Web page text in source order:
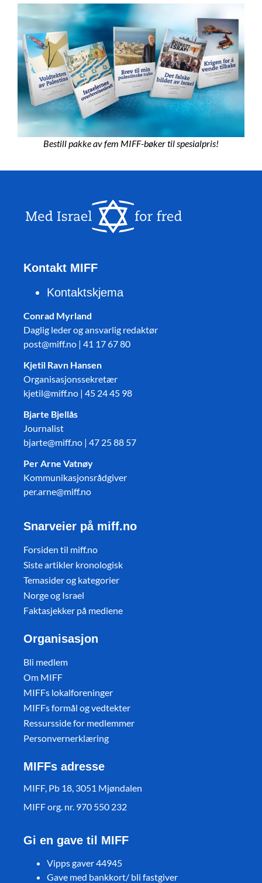
Bestill pakke av fem MIFF-bøker til spesialpris!
Kontakt MIFF
Kontaktskjema
Conrad Myrland
Daglig leder og ansvarlig redaktør
post@miff.no | 41 17 67 80
Kjetil Ravn Hansen
Organisasjonssekretær
kjetil@miff.no | 45 24 45 98
Bjarte Bjellås
Journalist
bjarte@miff.no | 47 25 88 57
Per Arne Vatnøy
Kommunikasjonsrådgiver
per.arne@miff.no
Snarveier på miff.no
Forsiden til miff.no
Siste artikler kronologisk
Temasider og kategorier
Norge og Israel
Faktasjekker på mediene
Organisasjon
Bli medlem
Om MIFF
MIFFs lokalforeninger
MIFFs formål og vedtekter
Ressursside for medlemmer
Personvernerklæring
MIFFs adresse
MIFF, Pb 18, 3051 Mjøndalen
MIFF org. nr. 970 550 232
Gi en gave til MIFF
Vipps gaver 44945
Gave med bankkort/ bli fastgiver